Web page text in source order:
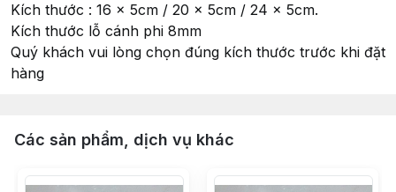
Kích thước : 16 x 5cm / 20 x 5cm / 24 x 5cm.
Kích thước lỗ cánh phi 8mm
Quý khách vui lòng chọn đúng kích thước trước khi đặt
hàng
Các sản phẩm, dịch vụ khác